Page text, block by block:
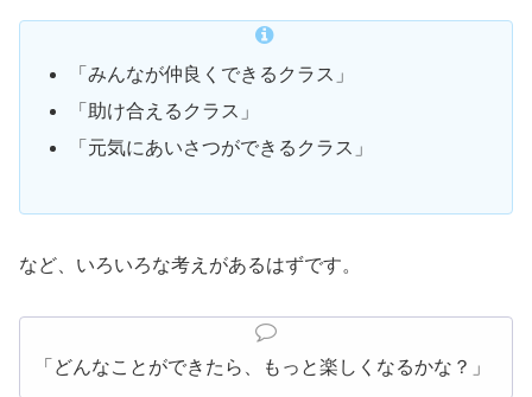
「みんなが仲良くできるクラス」
「助け合えるクラス」
「元気にあいさつができるクラス」
など、いろいろな考えがあるはずです。
「どんなことができたら、もっと楽しくなるかな？」